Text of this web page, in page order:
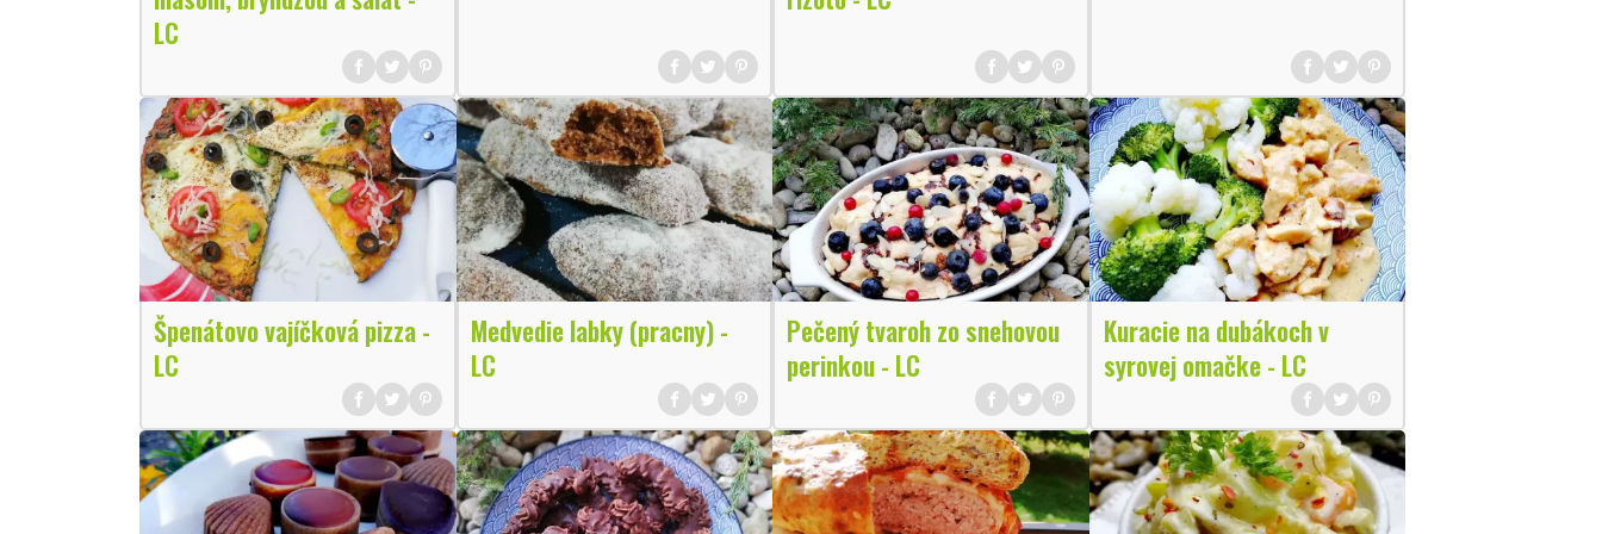
LC
Špenátovo vajíčková pizza -
LC
Medvedie labky (pracny) -
LC
Pečený tvaroh zo snehovou
perinkou - LC
Kuracie na dubákoch v
syrovej omačke - LC